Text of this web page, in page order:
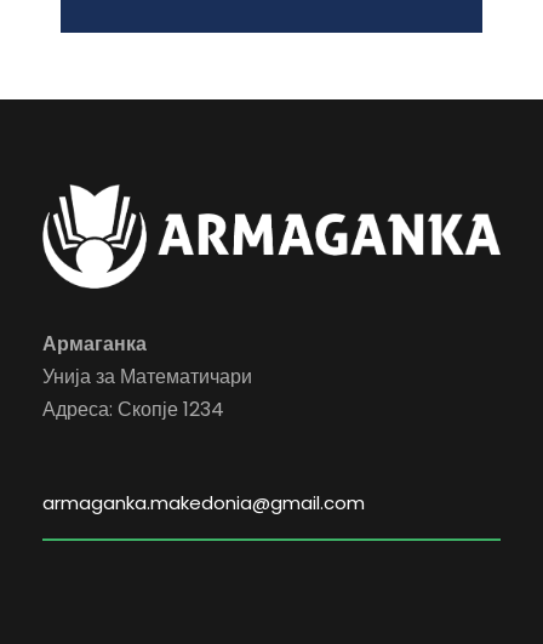
Армаганка
Унија за Математичари
Адреса: Скопје 1234
armaganka.makedonia@gmail.com